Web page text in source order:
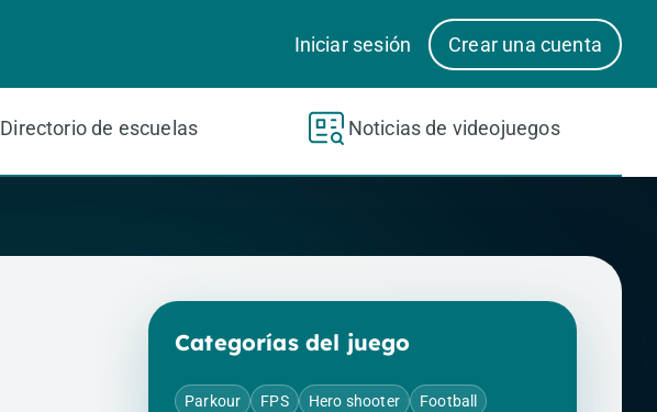
Iniciar sesión
Crear una cuenta
Directorio de escuelas Noticias de videojuegos
Categorías del juego
Parkour FPS Hero shooter
Football